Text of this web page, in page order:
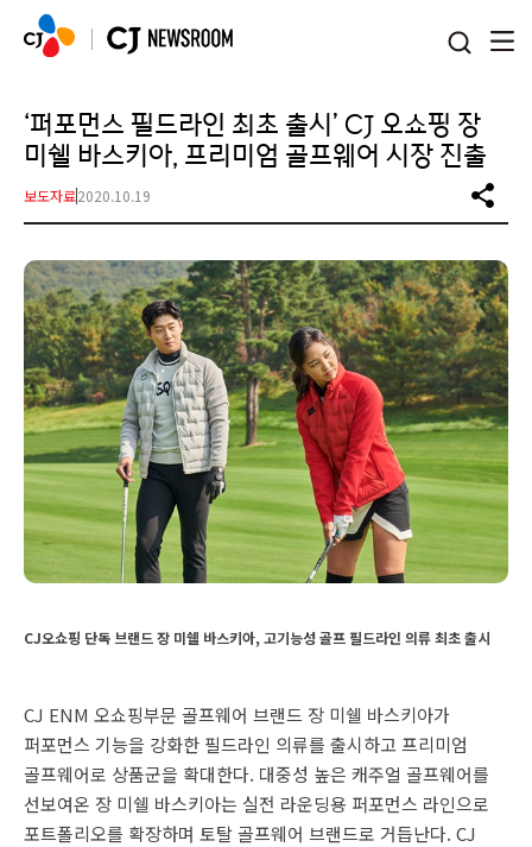
‘퍼포먼스 필드라인 최초 출시’ CJ 오쇼핑 장
미쉘 바스키아, 프리미엄 골프웨어 시장 진출
보도자료2020.10.19
CJ오쇼핑 단독 브랜드 장 미쉘 바스키아, 고기능성 골프 필드라인 의류 최초 출시
CJ ENM 오쇼핑부문 골프웨어 브랜드 장 미쉘 바스키아가
퍼포먼스 기능을 강화한 필드라인 의류를 출시하고 프리미엄
골프웨어로 상품군을 확대한다. 대중성 높은 캐주얼 골프웨어를
선보여온 장 미쉘 바스키아는 실전 라운딩용 퍼포먼스 라인으로
포트폴리오를 확장하며 토탈 골프웨어 브랜드로 거듭난다. CJ